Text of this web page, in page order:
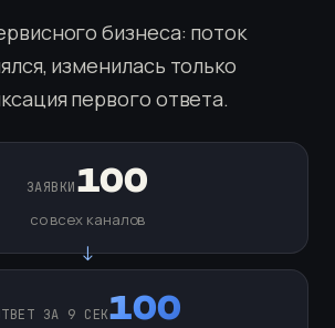
бизнеса: поток
изменилась только
первого ответа.
ЗАЯВКИ100
со всех каналов
ЗА 9 СЕК100